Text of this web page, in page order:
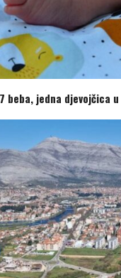
beba, jedna djevojčica u